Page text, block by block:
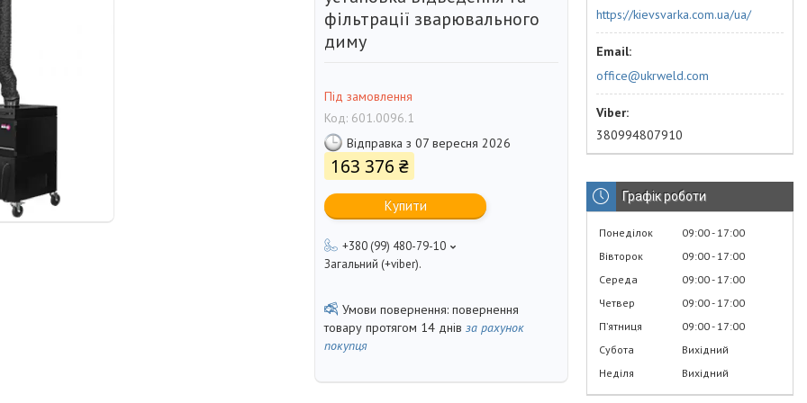
фільтрації зварювального
диму
Під замовлення
Код: 601.0096.1
Відправка з 07 вересня 2026
163 376 ₴
Купити
+380 (99) 480-79-10
Загальний (+viber).
повернення
товару протягом 14 днів за рахунок
покупця
https://kievsvarka.com.ua/ua/
office@ukrweld.com
380994807910
Графік роботи
Понеділок 09:00 17:00
Вівторок
09:00 17:00
Середа
09:00 17:00
Четвер
09:00 17:00
Пʼятниця
09:00 17:00
Субота
Вихідний
Неділя
Вихідний